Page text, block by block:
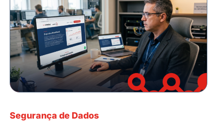
Segurança de Dados